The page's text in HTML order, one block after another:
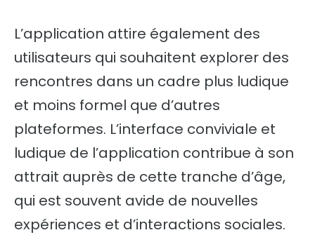
L’application attire également des
utilisateurs qui souhaitent explorer des
rencontres dans un cadre plus ludique
et moins formel que d’autres
plateformes. L’interface conviviale et
ludique de l’application contribue à son
attrait auprès de cette tranche d’âge,
qui est souvent avide de nouvelles
expériences et d’interactions sociales.